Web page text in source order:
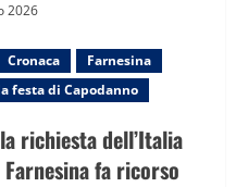
2026
Cronaca
Farnesina
festa di Capodanno
richiesta dell’Italia
fa ricorso